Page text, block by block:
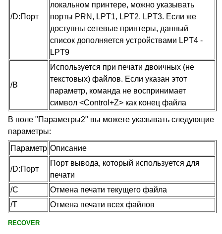
/D:Порт
локальном принтере, можно указывать
порты PRN, LPT1, LPT2, LPT3. Если же
доступны сетевые принтеры, данный
список дополняется устройствами LPT4 -
LPT9
/B
Используется при печати двоичных (не
текстовых) файлов. Если указан этот
параметр, команда не воспринимает
символ <Control+Z> как конец файла
В поле "Параметры2" вы можете указывать следующие
параметры:
Параметр Описание
/D:Порт
Порт вывода, который используется для
печати
/C
Отмена печати текущего файла
/T
Отмена печати всех файлов
RECOVER